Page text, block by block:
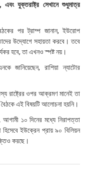
যুক্তরাষ্ট্র সেখানে শুধুমাত্র
পর ট্রাম্প জানান, ইউরোপ
উদ্যোগে সহায়তা করবে। তবে
হবে, তা এখনও স্পষ্ট নয়।
জানিয়েছেন, রাশিয়া ন্যাটোর
রাষ্ট্রের ওপর আক্রমণ মানেই তা
এই বিষয়টি আলোচনা হয়নি।
আগামী ১০ দিনের মধ্যে নিরাপত্তা
ইউক্রেন প্রায় ৯০ বিলিয়ন
করছে।